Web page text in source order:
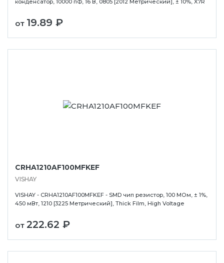
конденсатор, 10000 пФ, 16 В, 0805 [2012 Метрический], ± 10%, X7R
от 19.89 ₽
CRHA1210AF100MFKEF
VISHAY
VISHAY - CRHA1210AF100MFKEF - SMD чип резистор, 100 МОм, ± 1%,
450 мВт, 1210 [3225 Метрический], Thick Film, High Voltage
от 222.62 ₽